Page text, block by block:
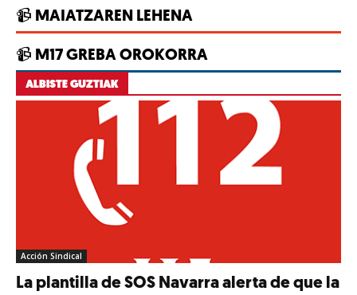
📹 MAIATZAREN LEHENA
📹 M17 GREBA OROKORRA
ALBISTE GUZTIAK
Acción Sindical
La plantilla de SOS Navarra alerta de que la